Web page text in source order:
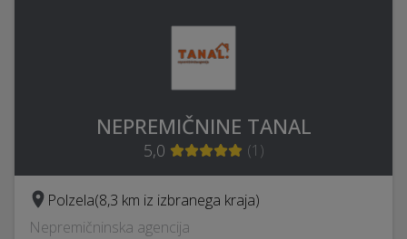
NEPREMIČNINE TANAL
5,0 (1 )
Polzela(8,3 km iz izbranega kraja)
Nepremičninska agencija